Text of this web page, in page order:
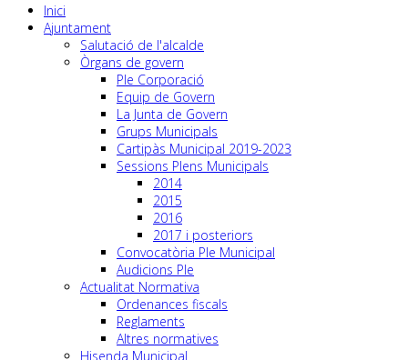
Inici
Ajuntament
Salutació de l'alcalde
Òrgans de govern
Ple Corporació
Equip de Govern
La Junta de Govern
Grups Municipals
Cartipàs Municipal 2019-2023
Sessions Plens Municipals
2014
2015
2016
2017 i posteriors
Convocatòria Ple Municipal
Audicions Ple
Actualitat Normativa
Ordenances fiscals
Reglaments
Altres normatives
Hisenda Municipal